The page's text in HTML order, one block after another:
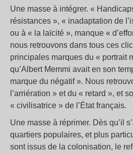
Une masse à intégrer. «
résistances », « inadaptation de
ou à « la laïcité », manque «
nous retrouvons dans tous ces
principales marques du « portrait
qu’Albert Memmi avait en son
marque du négatif ». Nous
l’arriération » et du « retard », et
« civilisatrice » de l’État français.
Une masse à réprimer. Dès qu’il
quartiers populaires, et plus
sont issus de la colonisation, le